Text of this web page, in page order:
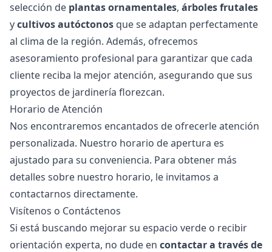
selección de plantas ornamentales, árboles frutales
ycultivos autóctonos que se adaptan perfectamente
al clima de la región. Además, ofrecemos
asesoramiento profesional para garantizar que cada
cliente reciba la mejor atención, asegurando que sus
proyectos de jardinería florezcan.
Horario de Atención
Nos encontraremos encantados de ofrecerle atención
personalizada. Nuestro horario de apertura es
ajustado para su conveniencia. Para obtener más
detalles sobre nuestro horario, le invitamos a
contactarnos directamente.
Visítenos o Contáctenos
Si está buscando mejorar su espacio verde o recibir
orientación experta, no dude en contactar a través de